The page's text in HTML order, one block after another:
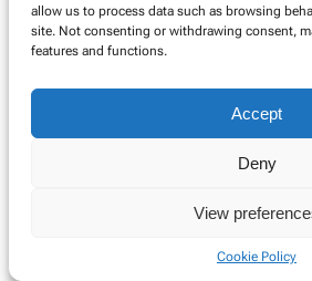
allow us to process data such as browsing
site. Not consenting or withdrawing consent,
features and functions.
Accept
Deny
View
Cookie Policy
© Copyright 2025. Alle rechten
Cookie Policy